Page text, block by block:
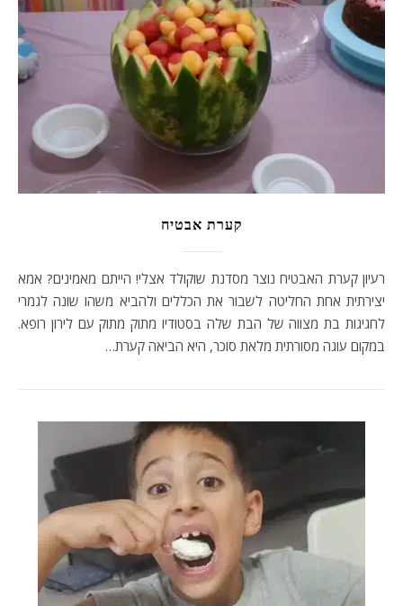
קערת אבטיח
רעיון קערת האבטיח נוצר מסדנת שוקולד אצלי! הייתם מאמינים? אמא
יצירתית אחת החליטה לשבור את הכללים ולהביא משהו שונה לגמרי
לחגיגות בת מצווה של הבת שלה בסטודיו מתוק מתוק עם לירון רופא.
במקום עוגה מסורתית מלאת סוכר, היא הביאה קערת…